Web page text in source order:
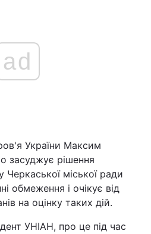
ad
України Максим
засуджує рішення
Черкаської міської ради
обмеження і очікує від
на оцінку таких дій.
УНІАН, про це під час